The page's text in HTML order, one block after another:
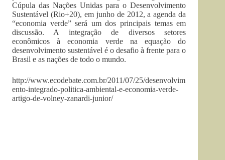
Cúpula das Nações Unidas para o Desenvolvimento
Sustentável (Rio+20), em junho de 2012, a agenda da
“economia verde” será um dos principais temas em
discussão. A integração de diversos setores
econômicos à economia verde na equação do
desenvolvimento sustentável é o desafio à frente para o
Brasil e as nações de todo o mundo.
http://www.ecodebate.com.br/2011/07/25/desenvolvim
ento-integrado-politica-ambiental-e-economia-verde-
artigo-de-volney-zanardi-junior/